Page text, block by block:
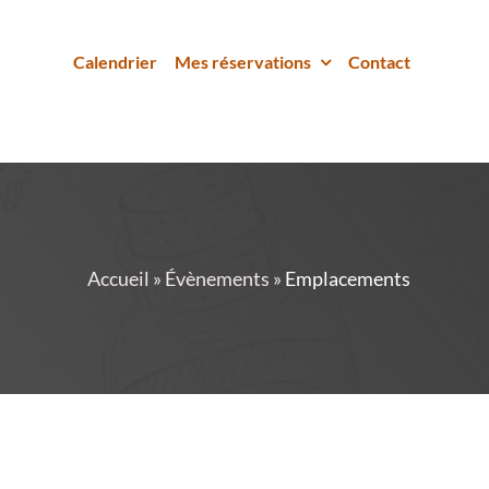
Calendrier Mes réservations Contact
Accueil » Évènements » Emplacements